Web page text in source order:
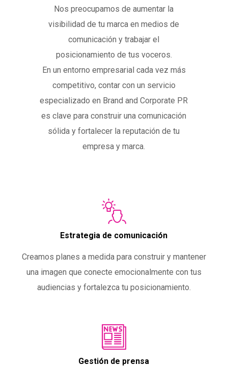
Nos preocupamos de aumentar la
visibilidad de tu marca en medios de
comunicación y trabajar el
posicionamiento de tus voceros.
En un entorno empresarial cada vez más
competitivo, contar con un servicio
especializado en Brand and Corporate PR
es clave para construir una comunicación
sólida y fortalecer la reputación de tu
empresa y marca.
Estrategia de comunicación
Creamos planes a medida para construir y mantener
una imagen que conecte emocionalmente con tus
audiencias y fortalezca tu posicionamiento.
Gestión de prensa